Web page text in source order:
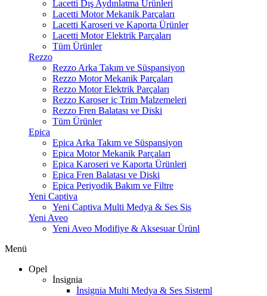
Lacetti Dış Aydınlatma Ürünleri
Lacetti Motor Mekanik Parçaları
Lacetti Karoseri ve Kaporta Ürünler
Lacetti Motor Elektrik Parçaları
Tüm Ürünler
Rezzo
Rezzo Arka Takım ve Süspansiyon
Rezzo Motor Mekanik Parçaları
Rezzo Motor Elektrik Parçaları
Rezzo Karoser iç Trim Malzemeleri
Rezzo Fren Balatası ve Diski
Tüm Ürünler
Epica
Epica Arka Takım ve Süspansiyon
Epica Motor Mekanik Parçaları
Epica Karoseri ve Kaporta Ürünleri
Epica Fren Balatası ve Diski
Epica Periyodik Bakım ve Filtre
Yeni Captiva
Yeni Captiva Multi Medya & Ses Sis
Yeni Aveo
Yeni Aveo Modifiye & Aksesuar Ürünl
Menü
Opel
İnsignia
İnsignia Multi Medya & Ses Sisteml